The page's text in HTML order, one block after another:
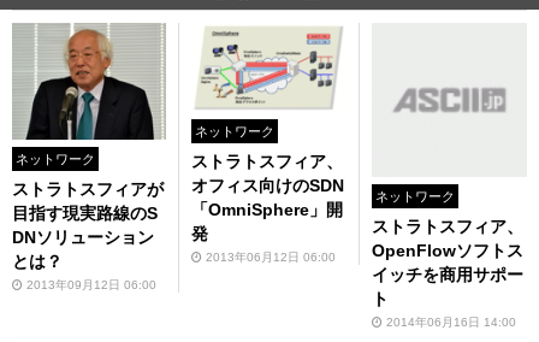
ネットワーク
ストラトスフィアが
目指す現実路線のS
DNソリューション
とは？
2013年09月12日 06:00
ネットワーク
ストラトスフィア、
オフィス向けのSDN
「OmniSphere」開
発
2013年06月12日 06:00
ネットワーク
ストラトスフィア、
OpenFlowソフトス
イッチを商用サポー
ト
2014年06月16日 14:00